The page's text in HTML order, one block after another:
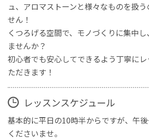
ュ、アロマストーンと様々なものを扱
せん！
くつろげる空間で、モノづくりに集中
ませんか？
初心者でも安心してできるよう丁寧に
ただきます！
レッスンスケジュール
基本的に平日の10時半からですが、午
くださいませ。